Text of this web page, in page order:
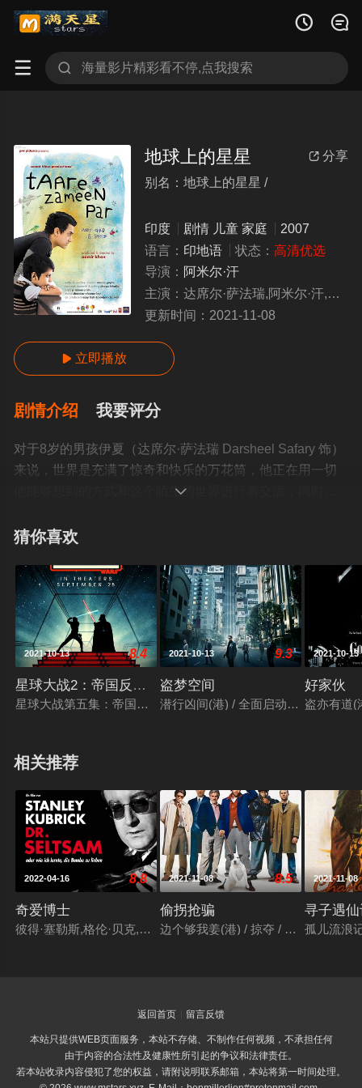
 
 
 分享
地球上的星星
别名：地球上的星星 /
印度
剧情 儿童 家庭
2007
语言： 印地语 状态： 高清优选
导演： 阿米尔·汗
主演： 达席尔·萨法瑞,阿米尔·汗,塔奈·切赫达,萨谢·英吉尼尔
更新时间： 2021-11-08
 立即播放
剧情介绍 我要评分
对于8岁的男孩伊夏（达席尔·萨法瑞 Darsheel Safary 饰）
来说，世界是充满了惊奇和快乐的万花筒，他正在用一切
他能够想到的方式和这个陌生的世界进行着交流，同时也
是成年人眼中的问题儿童，他的成绩不好，在班上的排名
闯下大祸后，忍无可忍的父母将他送往了寄宿学校。虽然
伊夏的新生活并没有什么改变，但在内心里，和父母分离
的生活让他感到闷闷不乐，这时，一位名叫尼克（阿米尔·
汗 Aamir Khan 饰）的美术老师走进了他的生活。和以往所
见到的固守成规的老师不同，尼克主张让学生们保留自己
的个性和思想，自由的发展。在和尼克相处的日子里，伊
夏和尼克都慢慢的成熟了起来。©豆瓣

猜你喜欢
2021-10-13 8.4
星球大战2：帝国反击战
星球大战第五集：帝国反击战 / 星际大战五部曲：帝国大反击 /
2021-10-13 9.3
盗梦空间
潜行凶间(港) / 全面启动(台) / 奠基 /
2021-10-13
好家伙
盗亦有道(
相关推荐
2022-04-16 8.8
奇爱博士
彼得·塞勒斯,格伦·贝克,詹姆斯·厄尔·琼斯,乔治·C·斯科特,谢恩·
2021-11-08 8.5
偷拐抢骗
边个够我姜(港) / 掠夺 / 贪得无厌 / 偷
2021-11-08
寻子遇
孤儿流浪
返回首页 留言反馈
本站只提供WEB页面服务，本站不存储、不制作任何视频，不承担任何
由于内容的合法性及健康性所引起的争议和法律责任。
若本站收录内容侵犯了您的权益，请附说明联系邮箱，本站将第一时间处理。